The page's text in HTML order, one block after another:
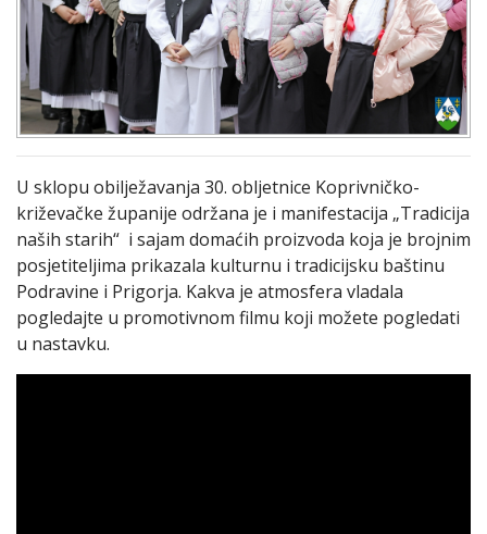
U sklopu obilježavanja 30. obljetnice Koprivničko-
križevačke županije održana je i manifestacija „Tradicija
naših starih“ i sajam domaćih proizvoda koja je brojnim
posjetiteljima prikazala kulturnu i tradicijsku baštinu
Podravine i Prigorja. Kakva je atmosfera vladala
pogledajte u promotivnom filmu koji možete pogledati
u nastavku.